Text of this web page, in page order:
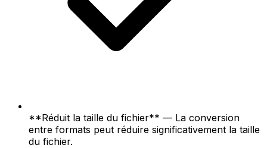
**Réduit la taille du fichier** — La conversion
entre formats peut réduire significativement la taille
du fichier.